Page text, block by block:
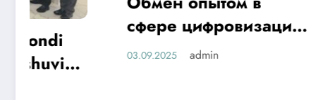
сфере цифровизации
здравоохранения
03.09.2025